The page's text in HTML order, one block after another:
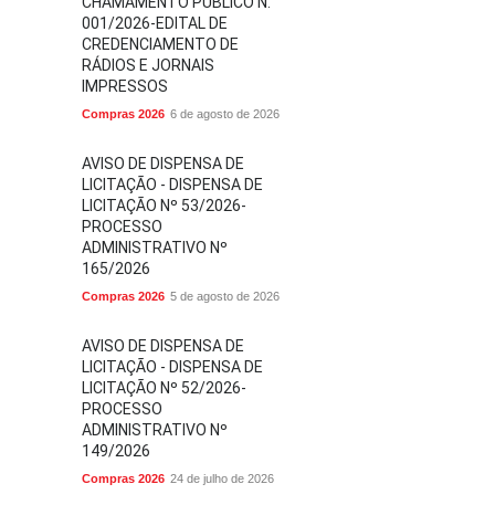
001/2026-EDITAL DE
CREDENCIAMENTO DE
RÁDIOS E JORNAIS
IMPRESSOS
Compras 2026 6 de agosto de 2026
AVISO DE DISPENSA DE
LICITAÇÃO - DISPENSA DE
LICITAÇÃO Nº 53/2026-
PROCESSO
ADMINISTRATIVO Nº
165/2026
Compras 2026 5 de agosto de 2026
AVISO DE DISPENSA DE
LICITAÇÃO - DISPENSA DE
LICITAÇÃO Nº 52/2026-
PROCESSO
ADMINISTRATIVO Nº
149/2026
Compras 2026 24 de julho de 2026